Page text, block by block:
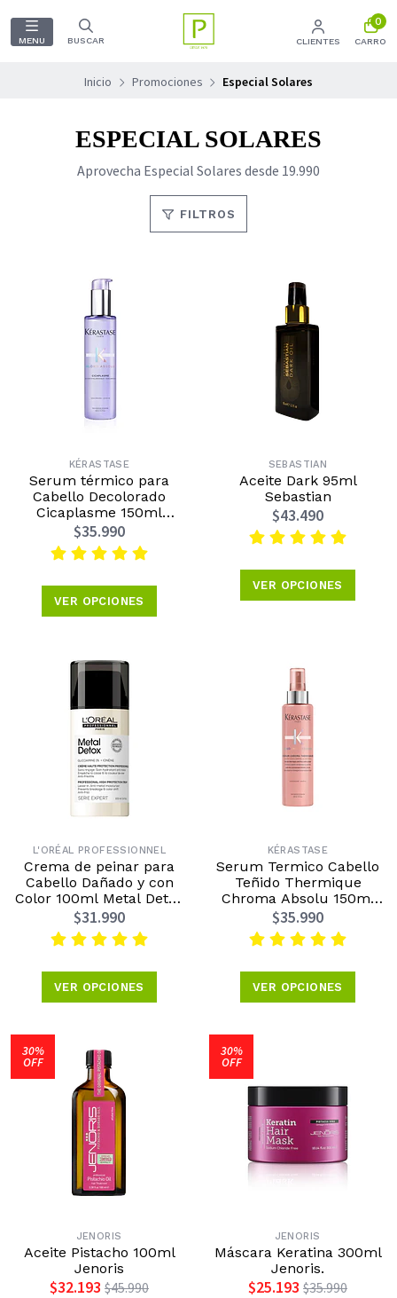
MENU BUSCAR CLIENTES
0
CARRO
Inicio Promociones Especial Solares
ESPECIAL SOLARES
Aprovecha Especial Solares desde 19.990
FILTROS
KÉRASTASE
Serum térmico para
Cabello Decolorado
Cicaplasme 150ml
Kérastase
$35.990
VER OPCIONES
SEBASTIAN
Aceite Dark 95ml
Sebastian
$43.490
VER OPCIONES
L'ORÉAL PROFESSIONNEL
Crema de peinar para
Cabello Dañado y con
Color 100ml Metal Detox
L'Oréal Professionnel
$31.990
VER OPCIONES
KÉRASTASE
Serum Termico Cabello
Teñido Thermique
Chroma Absolu 150ml
Kérastase
$35.990
VER OPCIONES
30%
OFF
JENORIS
Aceite Pistacho 100ml
Jenoris
$32.193 $45.990
30%
OFF
JENORIS
Máscara Keratina 300ml
Jenoris.
$25.193 $35.990